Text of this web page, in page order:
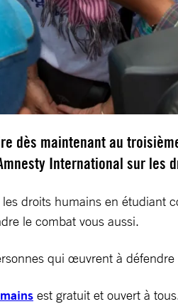
dès maintenant au
International sur les
droits humains en
le combat vous aussi.
qui œuvrent à
est gratuit et ouvert à